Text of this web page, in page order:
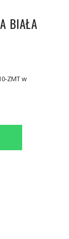
BIAŁA
ZMT w